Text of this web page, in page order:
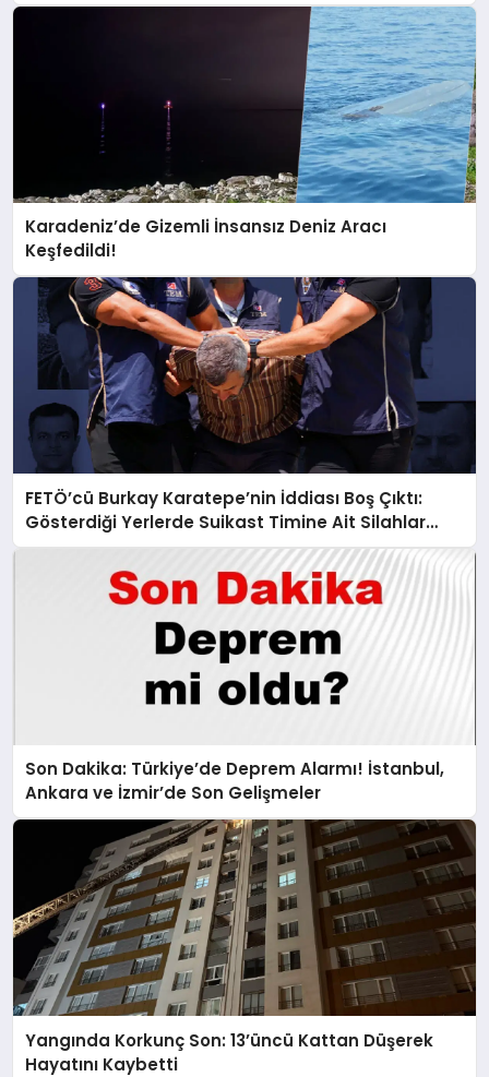
Karadeniz’de Gizemli İnsansız Deniz Aracı
Keşfedildi!
FETÖ’cü Burkay Karatepe’nin İddiası Boş Çıktı:
Gösterdiği Yerlerde Suikast Timine Ait Silahlar
Bulunamadı!
Son Dakika: Türkiye’de Deprem Alarmı! İstanbul,
Ankara ve İzmir’de Son Gelişmeler
Yangında Korkunç Son: 13’üncü Kattan Düşerek
Hayatını Kaybetti